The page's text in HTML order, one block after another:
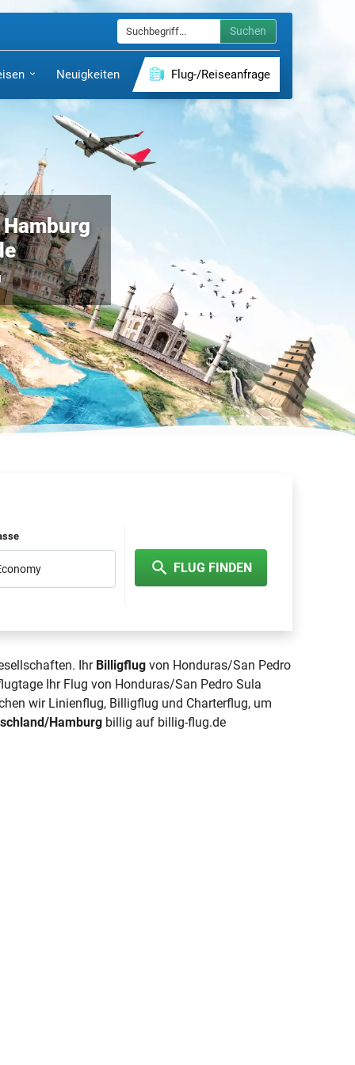
Suchen
Neuigkeiten Flug-/Reiseanfrage
FLUG FINDEN
Ihr Billigflug von Honduras/San Pedro
Ihr Flug von Honduras/San Pedro Sula
wir Linienflug, Billigflug und Charterflug, um
Hamburg billig auf billig-flug.de